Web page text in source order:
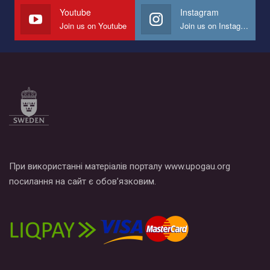
СОГИ в Украине.
Все, что вам нужно сделать - это зайти на наш канал YouTube
Youtube
Join us on Youtube
Instagram
Join us on Instagram
При використанні матеріалів порталу www.upogau.org
посилання на сайт є обов’язковим.